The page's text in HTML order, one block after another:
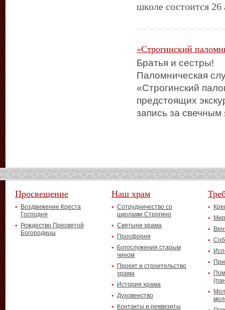
школе состоится 26
«Строгинский
Братья и сестры!
Паломническая
«Строгинский
предстоящих
запись за
Просвещение
Воздвижение Креста
Господня
Рождество Пресвятой
Богородицы
Наш храм
Сотрудничество со
школами Строгино
Святыни храма
Просфорня
Богослужения старым
чином
Проект и строительство
храма
История храма
Духовенство
Контакты и реквизиты